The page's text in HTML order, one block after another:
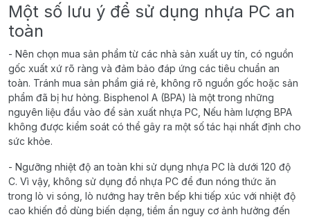
Một số lưu ý để sử dụng nhựa PC an
toàn
- Nên chọn mua sản phẩm từ các nhà sản xuất uy tín, có nguồn
gốc xuất xứ rõ ràng và đảm bảo đáp ứng các tiêu chuẩn an
toàn. Tránh mua sản phẩm giá rẻ, không rõ nguồn gốc hoặc sản
phẩm đã bị hư hỏng. Bisphenol A (BPA) là một trong những
nguyên liệu đầu vào để sản xuất nhựa PC, Nếu hàm lượng BPA
không được kiểm soát có thể gây ra một số tác hại nhất định cho
sức khỏe.
- Ngưỡng nhiệt độ an toàn khi sử dụng nhựa PC là dưới 120 độ
C. Vì vậy, không sử dụng đồ nhựa PC để đun nóng thức ăn
trong lò vi sóng, lò nướng hay trên bếp khi tiếp xúc với nhiệt độ
cao khiến đồ dùng biến dạng, tiềm ẩn nguy cơ ảnh hưởng đến